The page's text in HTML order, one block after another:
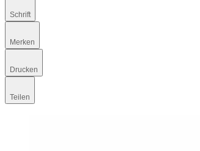
Schrift
Merken
Drucken
Teilen